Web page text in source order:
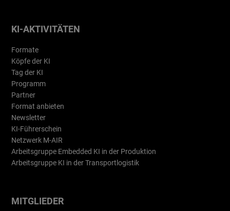
KI-AKTIVITÄTEN
Formate
Köpfe der KI
Tag der KI
Programm
Partner
Format anbieten
Newsletter
KI-Führerschein
Netzwerk M-AIR
Arbeitsgruppe Embedded KI in der Produktion
Arbeitsgruppe KI in der Transportlogistik
MITGLIEDER